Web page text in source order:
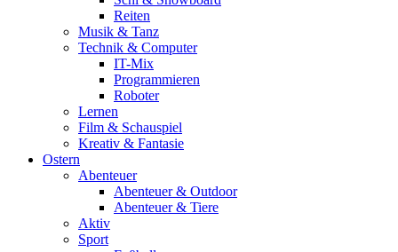
Reiten
Musik & Tanz
Technik & Computer
IT-Mix
Programmieren
Roboter
Lernen
Film & Schauspiel
Kreativ & Fantasie
Ostern
Abenteuer
Abenteuer & Outdoor
Abenteuer & Tiere
Aktiv
Sport